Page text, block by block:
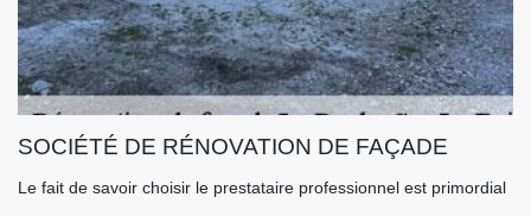
SOCIÉTÉ DE RÉNOVATION DE FAÇADE
Le fait de savoir choisir le prestataire professionnel est primordial